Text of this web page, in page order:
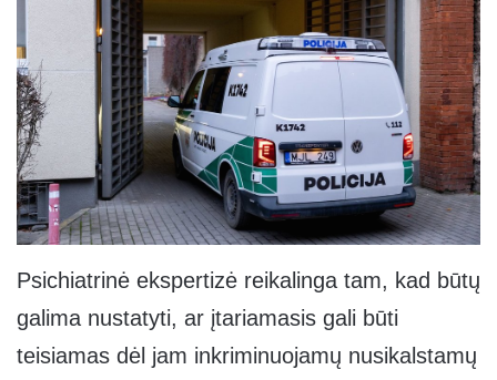
Psichiatrinė ekspertizė reikalinga tam, kad būtų
galima nustatyti, ar įtariamasis gali būti
teisiamas dėl jam inkriminuojamų nusikalstamų